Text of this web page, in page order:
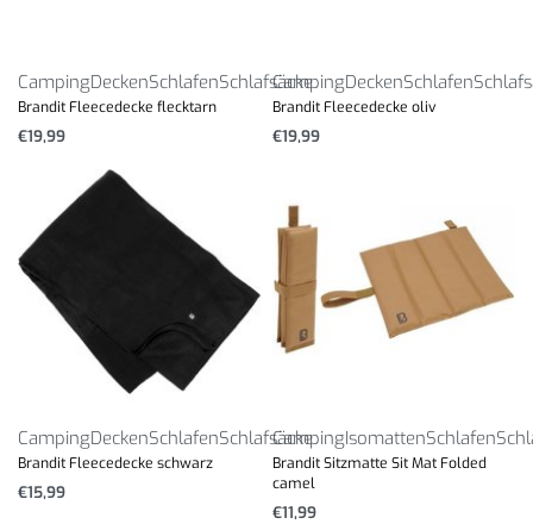
CampingDeckenSchlafenSchlafsäcke
Brandit Fleecedecke flecktarn
€19,99
CampingDeckenSchlafen
Brandit Fleecedecke oliv
€19,99
CampingDeckenSchlafenSchlafsäcke
Brandit Fleecedecke schwarz
€15,99
CampingIsomattenSchlafen
Brandit Sitzmatte Sit Mat Folded
camel
€11,99